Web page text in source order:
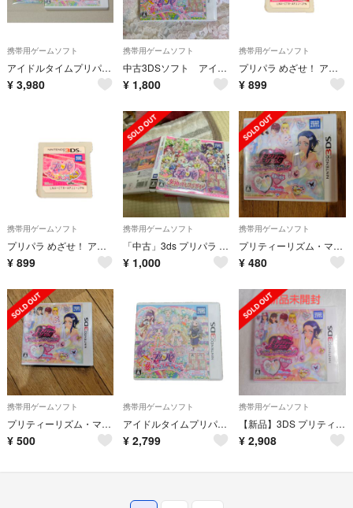
携帯用ゲームソフト
アイドルタイムプリパラ 夢オールスターライブ！ 特典付き
¥ 3,980
携帯用ゲームソフト
中古3DSソフト アイドルタイムプリパラ 夢オールスターライブ！
¥ 1,800
携帯用ゲームソフト
プリパラ めざせ！ アイドル☆グランプリNo.1！
¥ 899
携帯用ゲームソフト
プリパラ めざせ！ アイドル☆グランプリNo.1！
¥ 899
携帯用ゲームソフト
「中古」3ds プリパラ めざめよ！ 女神のドレスデザイン
¥ 1,000
携帯用ゲームソフト
プリティーリズム・マイ☆デコレインボーウエディング
¥ 480
携帯用ゲームソフト
プリティーリズム・マイ☆デコレインボーウエディング
¥ 500
携帯用ゲームソフト
アイドルタイムプリパラ 夢オールスターライブ！
¥ 2,799
携帯用ゲームソフト
【新品】3DS プリティーリズム・マイ☆デコレインボーウエディング
¥ 2,908